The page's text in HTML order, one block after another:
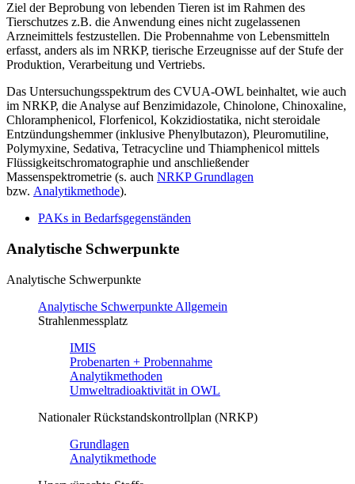
Ziel der Beprobung von lebenden Tieren ist im Rahmen des
Tierschutzes z.B. die Anwendung eines nicht zugelassenen
Arzneimittels festzustellen. Die Probennahme von Lebensmitteln
erfasst, anders als im NRKP, tierische Erzeugnisse auf der Stufe der
Produktion, Verarbeitung und Vertriebs.
Das Untersuchungsspektrum des CVUA-OWL beinhaltet, wie auch
im NRKP, die Analyse auf Benzimidazole, Chinolone, Chinoxaline,
Chloramphenicol, Florfenicol, Kokzidiostatika, nicht steroidale
Entzündungshemmer (inklusive Phenylbutazon), Pleuromutiline,
Polymyxine, Sedativa, Tetracycline und Thiamphenicol mittels
Flüssigkeitschromatographie und anschließender
Massenspektrometrie (s. auch NRKP Grundlagen
bzw. Analytikmethode).
PAKs in Bedarfsgegenständen
Analytische Schwerpunkte
Analytische Schwerpunkte
Analytische Schwerpunkte Allgemein
Strahlenmessplatz
IMIS
Probenarten + Probennahme
Analytikmethoden
Umweltradioaktivität in OWL
Nationaler Rückstandskontrollplan (NRKP)
Grundlagen
Analytikmethode